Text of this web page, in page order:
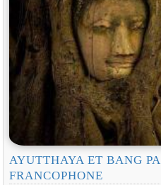
AYUTTHAYA ET BANG
FRANCOPHONE